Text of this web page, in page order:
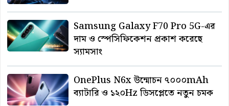
Samsung Galaxy F70 Pro 5G-এর
দাম ও স্পেসিফিকেশন প্রকাশ করেছে
স্যামসাং
OnePlus N6x উন্মোচন ৭০০০mAh
ব্যাটারি ও ১২০Hz ডিসপ্লেতে নতুন চমক